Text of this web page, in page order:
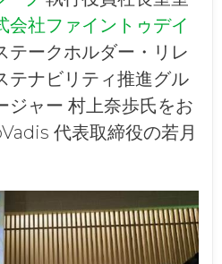
会社ファイントゥデイ
テークホルダー・リレ
テナビリティ推進グル
ジャー 村上奈歩氏をお
代表取締役の若月